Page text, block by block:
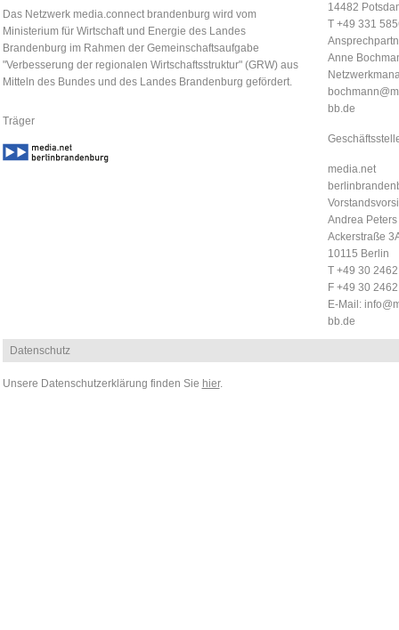
Das Netzwerk media.connect brandenburg wird vom
Ministerium für Wirtschaft und Energie des Landes
Brandenburg im Rahmen der Gemeinschaftsaufgabe
"Verbesserung der regionalen Wirtschaftsstruktur" (GRW) aus
Mitteln des Bundes und des Landes Brandenburg gefördert.
Träger
14482
T +49 331
Anne
bb.de
media.net
Andrea Peters
Ackerstraße
10115 Berlin
T +49 30
F +49 30
E-Mail:
bb.de
Datenschutz
Unsere Datenschutzerklärung finden Sie hier.